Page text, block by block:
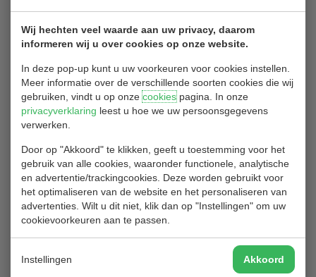
Wij hechten veel waarde aan uw privacy, daarom
informeren wij u over cookies op onze website.
In deze pop-up kunt u uw voorkeuren voor cookies instellen.
Meer informatie over de verschillende soorten cookies die wij
gebruiken, vindt u op onzecookiespagina. In onze
privacyverklaring leest u hoe we uw persoonsgegevens
verwerken.
Door op "Akkoord" te klikken, geeft u toestemming voor het
gebruik van alle cookies, waaronder functionele, analytische
en advertentie/trackingcookies. Deze worden gebruikt voor
het optimaliseren van de website en het personaliseren van
advertenties. Wilt u dit niet, klik dan op "Instellingen" om uw
cookievoorkeuren aan te passen.
Instellingen Akkoord
Dames uitgaansdag 2026, verslag
28/07/2026
1 2 3 … 48 Volgende
30/03/2021
Jongstleden week zijn er door een paar afzeggingen enkele
plekken vrijgekomen in de WECO Winter Eclectic 8 van a.s.
zaterdag. Wil je nog meedoen, bel dan even met de
wedstrijdleiding!
Groet vanuit de WECO.